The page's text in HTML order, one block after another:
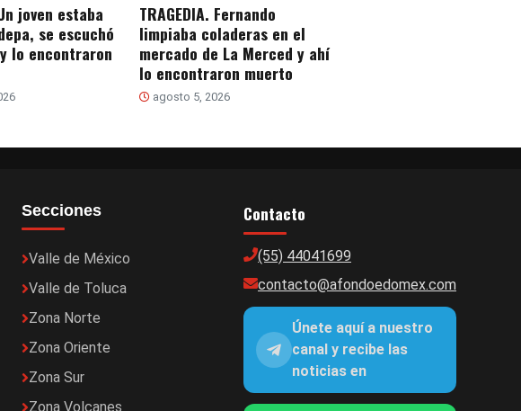
joven estaba
se escuchó
lo encontraron
TRAGEDIA. Fernando
limpiaba coladeras en el
mercado de La Merced y ahí
lo encontraron muerto
agosto 5, 2026
Secciones
Valle de México
Valle de Toluca
Zona Norte
Zona Oriente
Zona Sur
Zona Volcanes
Contacto
(55) 44041699
contacto@afondoedomex.com
Únete aquí a nuestro
canal y recibe las
noticias en